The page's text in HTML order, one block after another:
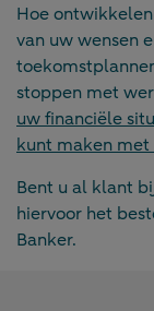
Hoe
van uw wensen
stoppen met
uw financiële
kunt maken
Bent u al klant
hiervoor het
Banker.